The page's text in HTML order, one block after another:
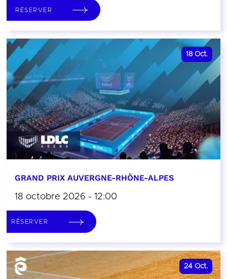
RÉSERVER
18 Oct.
GRAND PRIX AUVERGNE-RHÔNE-ALPES
18 octobre 2026 - 12:00
RÉSERVER
24 Oct.